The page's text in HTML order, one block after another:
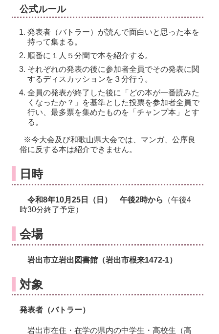
公式ルール
発表者（バトラー）が読んで面白いと思った本を
持って集まる。
順番に１人５分間で本を紹介する。
それぞれの発表の後に参加者全員でその発表に関
するディスカッションを３分行う。
全員の発表が終了した後に「どの本が一番読みた
くなったか？」を基準とした投票を参加者全員で
行い、最多票を集めたものを「チャンプ本」とす
る。
※今大会及び和歌山県大会では、マンガ、公序良
俗に反する本は紹介できません。
日時
令和8年10月25日（日） 午後2時から
（午後4
時30分終了予定）
会場
岩出市立岩出図書館（岩出市根来1472-1）
対象
発表者（バトラー）
岩出市在住・在学の県内の中学生・高校生（高